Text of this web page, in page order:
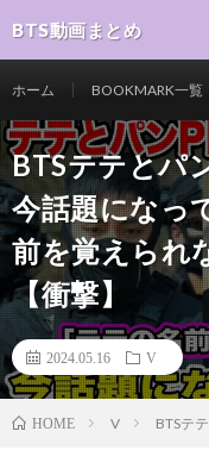
BTS動画まとめ
ホーム BOOKMARK一覧
BTSテテとパ
今話題になっ
前を覚えられ
【衝撃】
2024.05.16 V
HOME V BTSテ